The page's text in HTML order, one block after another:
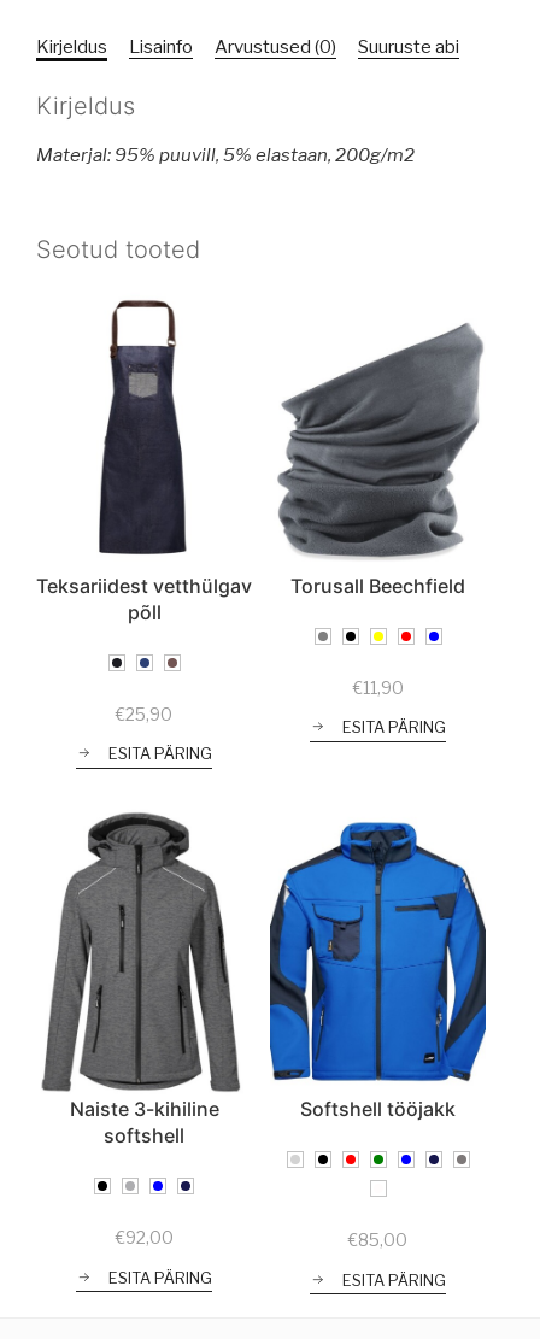
Kirjeldus Lisainfo Arvustused (0) Suuruste abi
Kirjeldus
Materjal: 95% puuvill, 5% elastaan, 200g/m2
Seotud tooted
Teksariidest vetthülgav
põll
€25,90
ESITA PÄRING
Torusall Beechfield
€11,90
ESITA PÄRING
Naiste 3-kihiline
softshell
€92,00
ESITA PÄRING
Softshell tööjakk
€85,00
ESITA PÄRING